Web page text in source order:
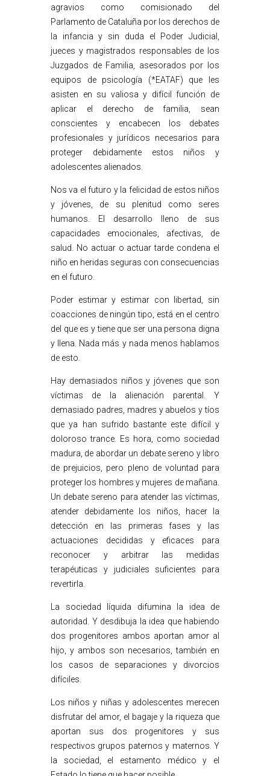
agravios como comisionado del
Parlamento de Cataluña por los derechos de
la infancia y sin duda el Poder Judicial,
jueces y magistrados responsables de los
Juzgados de Familia, asesorados por los
equipos de psicología (*EATAF) que les
asisten en su valiosa y difícil función de
aplicar el derecho de familia, sean
conscientes y encabecen los debates
profesionales y jurídicos necesarios para
proteger debidamente estos niños y
adolescentes alienados.
Nos va el futuro y la felicidad de estos niños
y jóvenes, de su plenitud como seres
humanos. El desarrollo lleno de sus
capacidades emocionales, afectivas, de
salud. No actuar o actuar tarde condena el
niño en heridas seguras con consecuencias
en el futuro.
Poder estimar y estimar con libertad, sin
coacciones de ningún tipo, está en el centro
del que es y tiene que ser una persona digna
y llena. Nada más y nada menos hablamos
de esto.
Hay demasiados niños y jóvenes que son
víctimas de la alienación parental. Y
demasiado padres, madres y abuelos y tíos
que ya han sufrido bastante este difícil y
doloroso trance. Es hora, como sociedad
madura, de abordar un debate sereno y libro
de prejuicios, pero pleno de voluntad para
proteger los hombres y mujeres de mañana.
Un debate sereno para atender las víctimas,
atender debidamente los niños, hacer la
detección en las primeras fases y las
actuaciones decididas y eficaces para
reconocer y arbitrar las medidas
terapéuticas y judiciales suficientes para
revertirla.
La sociedad líquida difumina la idea de
autoridad. Y desdibuja la idea que habiendo
dos progenitores ambos aportan amor al
hijo, y ambos son necesarios, también en
los casos de separaciones y divorcios
difíciles.
Los niños y niñas y adolescentes merecen
disfrutar del amor, el bagaje y la riqueza que
aportan sus dos progenitores y sus
respectivos grupos paternos y maternos. Y
la sociedad, el estamento médico y el